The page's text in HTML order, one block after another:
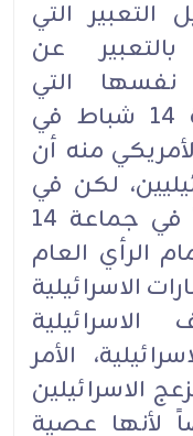
التعبير التي
عن
نفسها التي
استخدمها بعض جماعة 14 شباط في
منه أن
لكن في
الحقيقة قد أصاب مقتلاً في جماعة 14
الرأي العام
الاسرائيلية
الأمر
الاسرائيلين
لأنها عصية